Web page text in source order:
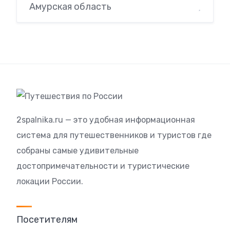
Амурская область
2spalnika.ru — это удобная информационная
система для путешественников и туристов где
собраны самые удивительные
достопримечательности и туристические
локации России.
Посетителям